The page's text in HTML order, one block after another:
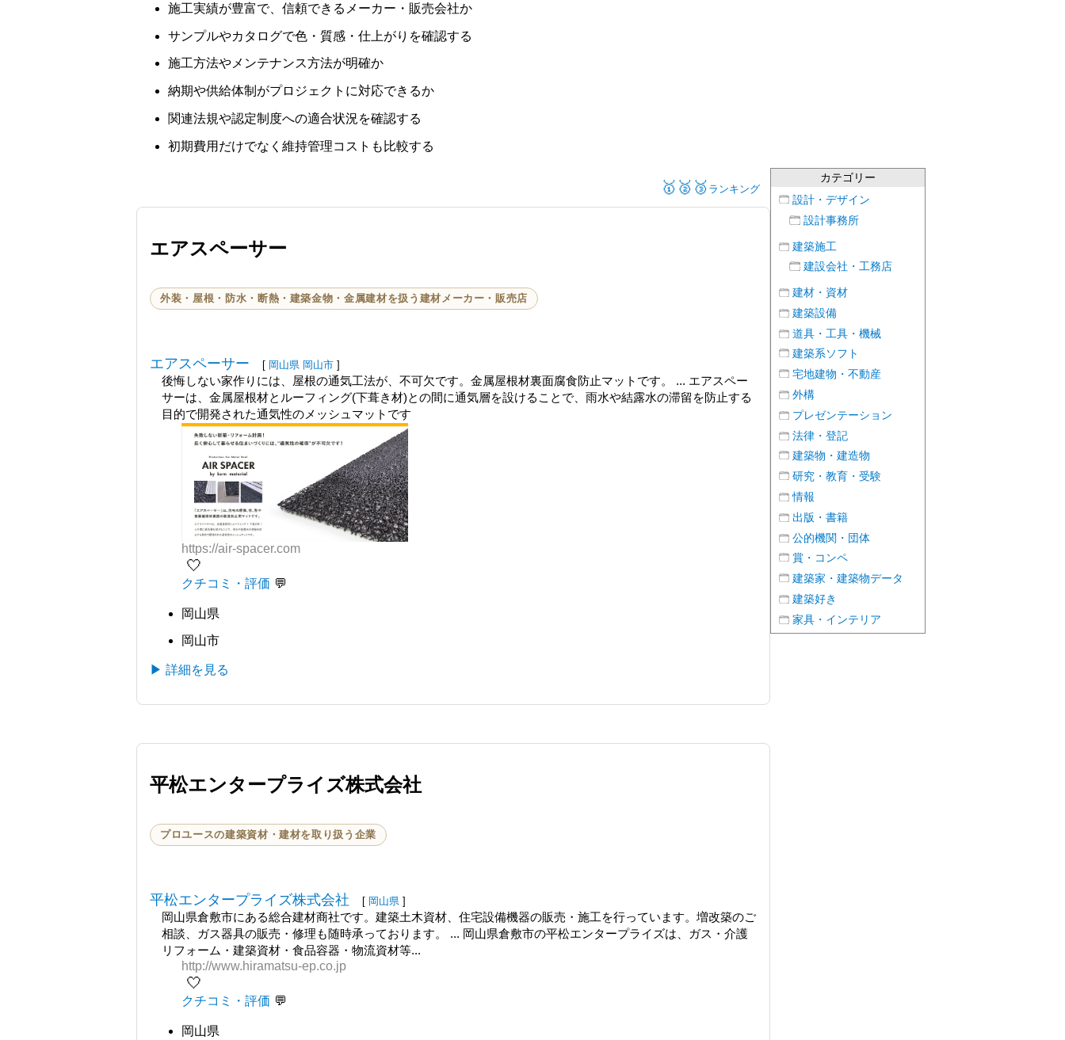
施工実績が豊富で、信頼できるメーカー・販売会社か
サンプルやカタログで色・質感・仕上がりを確認する
施工方法やメンテナンス方法が明確か
納期や供給体制がプロジェクトに対応できるか
関連法規や認定制度への適合状況を確認する
初期費用だけでなく維持管理コストも比較する
🥇🥈🥉 ランキング
エアスペーサー
外装・屋根・防水・断熱・建築金物・金属建材を扱う建材メーカー・販売店
エアスペーサー [ 岡山県 岡山市 ]
後悔しない家作りには、屋根の通気工法が、不可欠です。金属屋根材裏面腐食防止マットです。 ... エアスペー
サーは、金属屋根材とルーフィング(下葺き材)との間に通気層を設けることで、雨水や結露水の滞留を防止する
目的で開発された通気性のメッシュマットです
https://air-spacer.com
🤍
クチコミ・評価
岡山県
岡山市
▶ 詳細を見る
平松エンタープライズ株式会社
プロユースの建築資材・建材を取り扱う企業
平松エンタープライズ株式会社 [ 岡山県 ]
岡山県倉敷市にある総合建材商社です。建築土木資材、住宅設備機器の販売・施工を行っています。増改築のご
相談、ガス器具の販売・修理も随時承っております。 ... 岡山県倉敷市の平松エンタープライズは、ガス・介護
リフォーム・建築資材・食品容器・物流資材等...
http://www.hiramatsu-ep.co.jp
🤍
クチコミ・評価
岡山県
カテゴリー
設計・デザイン
設計事務所
建築施工
建設会社・工務店
建材・資材
建築設備
道具・工具・機械
建築系ソフト
宅地建物・不動産
外構
プレゼンテーション
法律・登記
建築物・建造物
研究・教育・受験
情報
出版・書籍
公的機関・団体
賞・コンペ
建築家・建築物データ
建築好き
家具・インテリア